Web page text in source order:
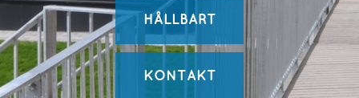
HÅLLBART
KONTAKT